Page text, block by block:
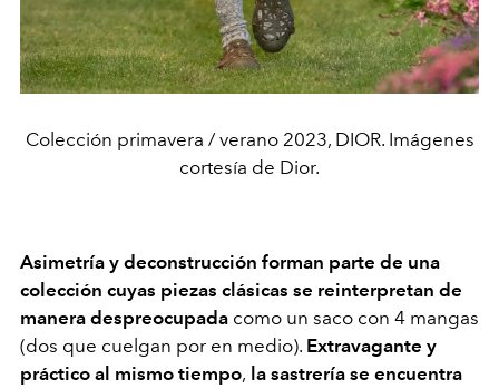
Colección primavera / verano 2023, DIOR. Imágenes
cortesía de Dior.
Asimetría y deconstrucción forman parte de una
colección cuyas piezas clásicas se reinterpretan de
manera despreocupada como un saco con 4 mangas
(dos que cuelgan por en medio). Extravagante y
práctico al mismo tiempo, la sastrería se encuentra